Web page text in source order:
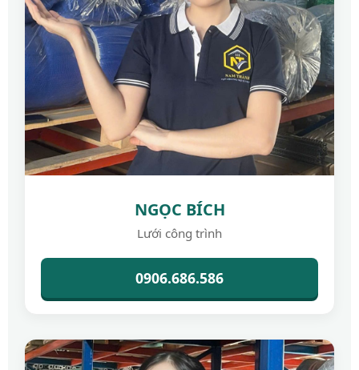
NGỌC BÍCH
Lưới công trình
0906.686.586